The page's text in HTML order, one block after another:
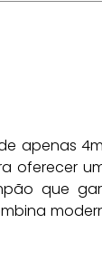
apenas
que